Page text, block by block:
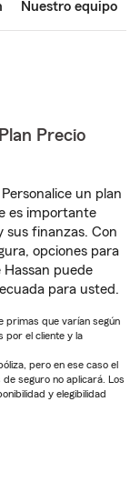
Nuestro equipo
Precio
un plan
es importante
sus finanzas. Con
opciones para
puede
para usted.
primas que varían según
por el cliente y la
pero en ese caso el
seguro no aplicará. Los
y elegibilidad